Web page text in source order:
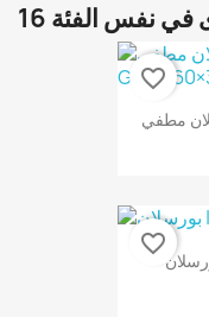
favorite_border
favorite_border